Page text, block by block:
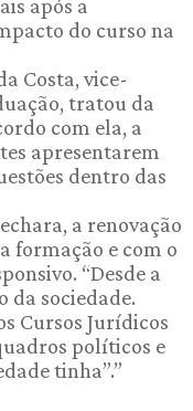
após a
do curso na
Costa, vice-
tratou da
com ela, a
apresentarem
dentro das
a renovação
formação e com o
“Desde a
da sociedade.
Cursos Jurídicos
políticos e
tinha”.”